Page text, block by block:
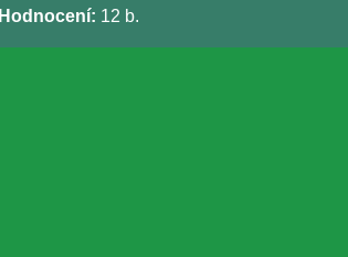
Hodnocení: 12 b.